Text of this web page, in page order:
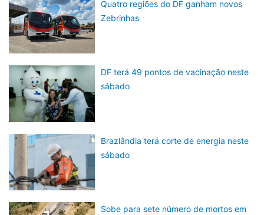
Quatro regiões do DF ganham novos
Zebrinhas
DF terá 49 pontos de vacinação neste
sábado
Brazlândia terá corte de energia neste
sábado
Sobe para sete número de mortos em